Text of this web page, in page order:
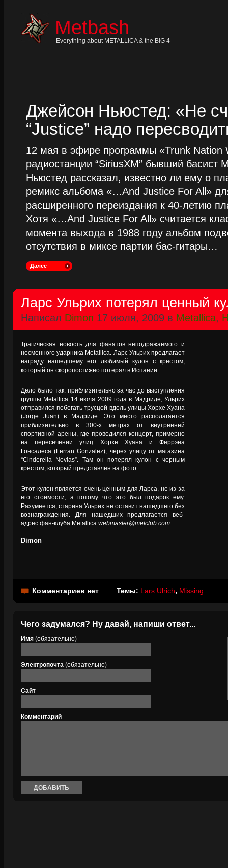
Metbash
Everything about METALLICA & the BIG 4
Джейсон Ньюстед: «Не
“Justice” надо
12 мая в эфире программы «Trunk Nation
радиостанции “SiriusXM” бывший басист
Ньюстед рассказал, известно ли ему о
ремикс альбома «…And Justice For All»
расширенного переиздания к 40-летию
Хотя «…And Justice For All» считается
момента выхода в 1988 году альбом
отсутствия в миксе партии бас-гитары…
Далее
Ларс Ульрих потерял ценный
Написал Dimon 17 июля, 2009 в Metallica,
Трагическая новость для фанатов неподражаемого и
несменного ударника Metallica. Ларс Ульрих предлагает
награду нашедшему его любимый кулон с крестом,
который он скоропостижно потерял в Испании.
Дело было так: приблизительно за час до выступления
группы Metallica 14 июля 2009 года в Мадриде, Ульрих
отправился побегать трусцой вдоль улицы Хорхе Хуана
(Jorge Juan) в Мадриде. Это место располагается
приблизительно в 300-х метрах от внутренней
спортивной арены, где проводился концерт, примерно
на пересечении улиц Хорхе Хуана и Феррэна
Гонсалеса (Ferran Gonzalez), через улицу от магазина
“Cinderella Novias”. Там он потерял кулон с черным
крестом, который представлен на фото.
Этот кулон является очень ценным для Ларса, не из-за
его стоимости, а потому что это был подарок ему.
Разумеется, старина Ульрих не оставит нашедшего без
вознаграждения. Для нашедших предлагается веб-
адрес фан-клуба Metallica webmaster@metclub.com.
Dimon
Комментариев нет Темы: Lars Ulrich, Missing
Чего задумался? Ну давай, напиши ответ...
Имя (обязательно)
Электропочта (обязательно)
Сайт
Комментарий